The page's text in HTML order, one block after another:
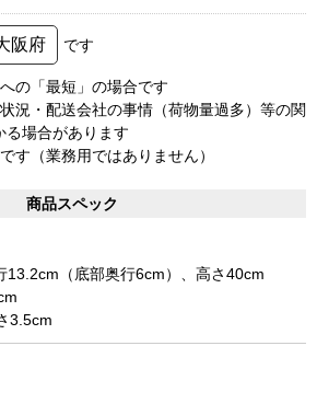
阪府 です
の「最短」の場合です
況・配送会社の事情（荷物量過多）等の関
る場合があります
す（業務用ではありません）
商品スペック
（底部奥行6cm）、高さ40cm
3.5cm